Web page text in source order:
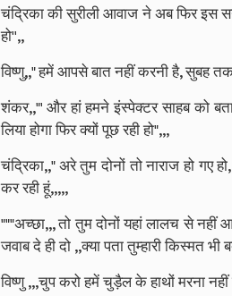
चंद्रिका की सुरीली आवाज ने अब फिर इस
हो'',,
विष्णु,," हमें आपसे बात नहीं करनी है, सुबह
शंकर,,"' और हां हमने इंस्पेक्टर साहब को
लिया होगा फिर क्यों पूछ रही हो",,,
चंद्रिका,," अरे तुम दोनों तो नाराज हो गए
कर रही हूं,,,,,
"""अच्छा,,, तो तुम दोनों यहां लालच से
जवाब दे ही दो ,,क्या पता तुम्हारी किस्मत भी
विष्णु ,,,चुप करो हमें चुड़ैल के हाथों मरना